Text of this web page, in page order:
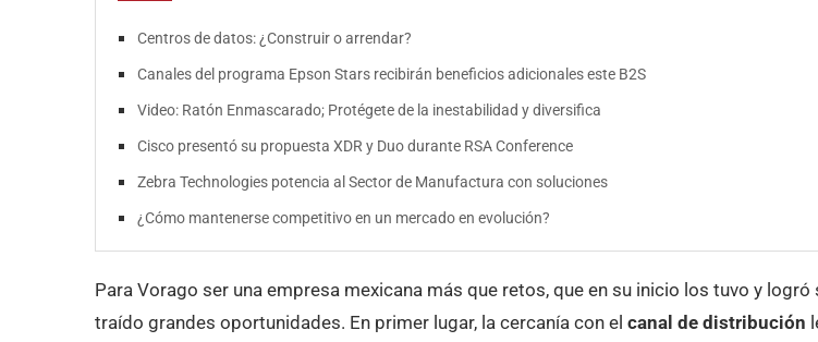
Centros de datos: ¿Construir o arrendar?
Canales del programa Epson Stars recibirán beneficios adicionales este B2S
Video: Ratón Enmascarado; Protégete de la inestabilidad y diversifica
Cisco presentó su propuesta XDR y Duo durante RSA Conference
Zebra Technologies potencia al Sector de Manufactura con soluciones
¿Cómo mantenerse competitivo en un mercado en evolución?
Para Vorago ser una empresa mexicana más que retos, que en su inicio los tuvo y logró
traído grandes oportunidades. En primer lugar, la cercanía con el canal de distribución